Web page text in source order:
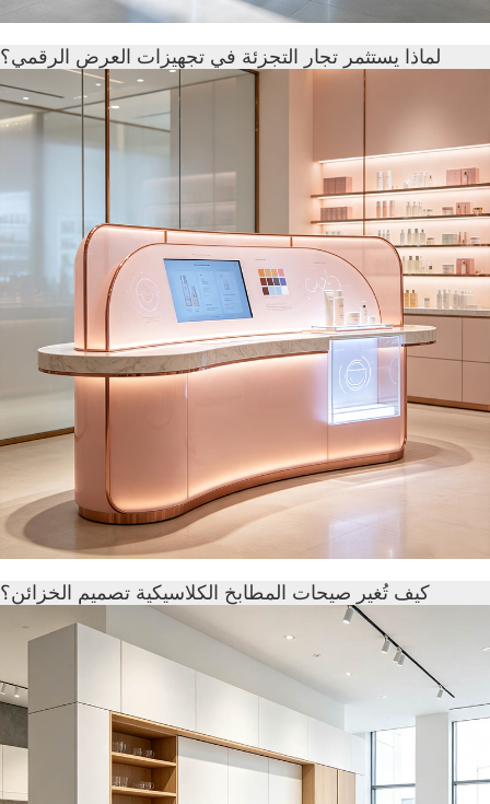
لماذا يستثمر تجار التجزئة في تجهيزات العرض الرقمي؟
كيف تُغير صيحات المطابخ الكلاسيكية تصميم الخزائن؟